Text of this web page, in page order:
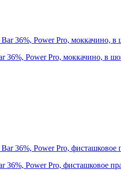
36%, Power Pro, моккачино, в
36%, Power Pro, фисташковое